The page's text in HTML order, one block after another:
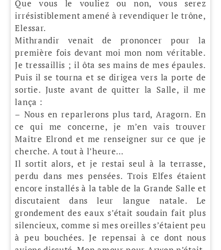
Que vous le vouliez ou non, vous serez
irrésistiblement amené à revendiquer le trône,
Elessar.
Mithrandir venait de prononcer pour la
première fois devant moi mon nom véritable.
Je tressaillis ; il ôta ses mains de mes épaules.
Puis il se tourna et se dirigea vers la porte de
sortie. Juste avant de quitter la Salle, il me
lança :
– Nous en reparlerons plus tard, Aragorn. En
ce qui me concerne, je m’en vais trouver
Maître Elrond et me renseigner sur ce que je
cherche. A tout à l’heure…
Il sortit alors, et je restai seul à la terrasse,
perdu dans mes pensées. Trois Elfes étaient
encore installés à la table de la Grande Salle et
discutaient dans leur langue natale. Le
grondement des eaux s’était soudain fait plus
silencieux, comme si mes oreilles s’étaient peu
à peu bouchées. Je repensai à ce dont nous